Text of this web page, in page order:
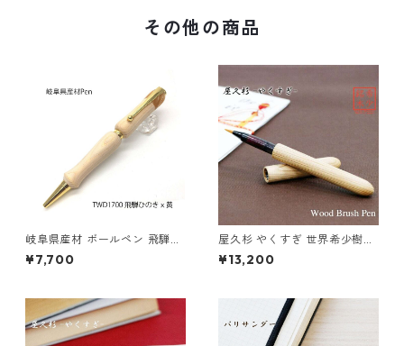
その他の商品
岐阜県産材 ボールペン 飛騨ひ
のき ウッド アクリル 木のボー
ルペン クロスタイプ TWD170
¥7,700
屋久杉 やくすぎ 世界希少樹種
の筆ペン インクカートリッジ
付き TFP1810 be
¥13,200